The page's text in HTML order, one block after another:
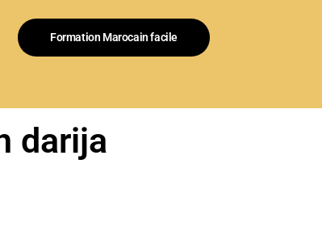
Formation Marocain facile
darija